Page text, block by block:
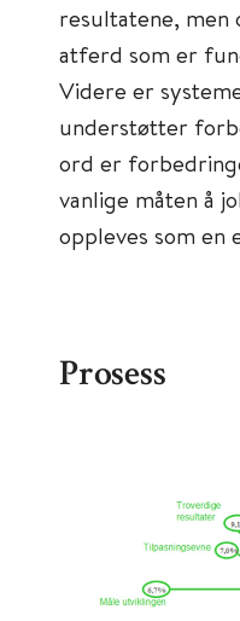
resultatene, men
atferd som er
Videre er
understøtter
ord er
vanlige måten å
oppleves som en
Prosess